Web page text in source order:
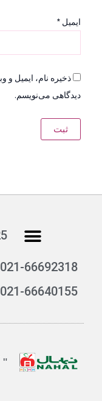
ایمیل *
ذخیره نام، ایمیل و
دیدگاهی می‌نویسم.
منو
021-66692318
021-66640155
"